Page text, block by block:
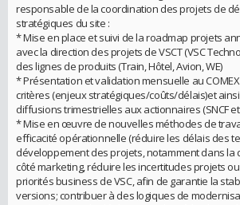
responsable de la coordination des projets de
stratégiques du site :
* Mise en place et suivi de la roadmap projets
avec la direction des projets de VSCT (VSC
des lignes de produits (Train, Hôtel, Avion, WE)
* Présentation et validation mensuelle au
critères (enjeux stratégiques/coûts/délais)et
diffusions trimestrielles aux actionnaires (SNCF et
* Mise en œuvre de nouvelles méthodes de
efficacité opérationnelle (réduire les délais des
développement des projets, notamment dans la
côté marketing, réduire les incertitudes projets
priorités business de VSC, afin de garantie la
versions; contribuer à des logiques de